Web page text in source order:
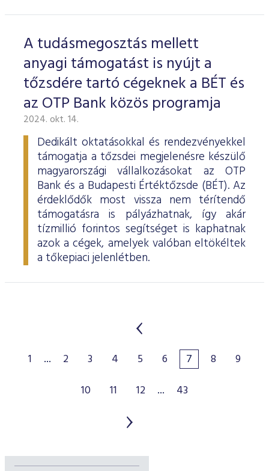
A tudásmegosztás mellett
anyagi támogatást is nyújt a
tőzsdére tartó cégeknek a BÉT és
az OTP Bank közös programja
2024. okt. 14.
Dedikált oktatásokkal és rendezvényekkel
támogatja a tőzsdei megjelenésre készülő
magyarországi vállalkozásokat az OTP
Bank és a Budapesti Értéktőzsde (BÉT). Az
érdeklődők most vissza nem térítendő
támogatásra is pályázhatnak, így akár
tízmillió forintos segítséget is kaphatnak
azok a cégek, amelyek valóban eltökéltek
a tőkepiaci jelenlétben.
1 ... 2 3 4 5 6 7 8
9
10
11 12 ... 43